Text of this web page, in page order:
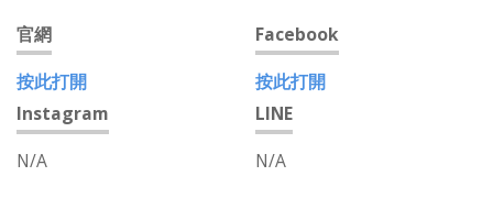
官網
按此打開
Facebook
按此打開
Instagram
N/A
LINE
N/A